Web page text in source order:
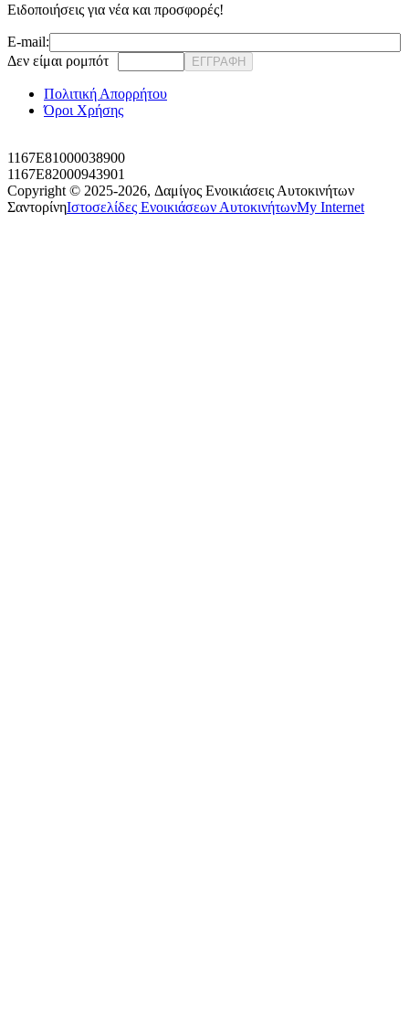
Ειδοποιήσεις για νέα και προσφορές!
E-mail:
Δεν είμαι ρομπότ
ΕΓΓΡΑΦΗ
Πολιτική Απορρήτου
Όροι Χρήσης
1167E81000038900
1167E82000943901
Copyright © 2025-2026, Δαμίγος Ενοικιάσεις Αυτοκινήτων
ΣαντορίνηΙστοσελίδες Ενοικιάσεων ΑυτοκινήτωνMy Internet